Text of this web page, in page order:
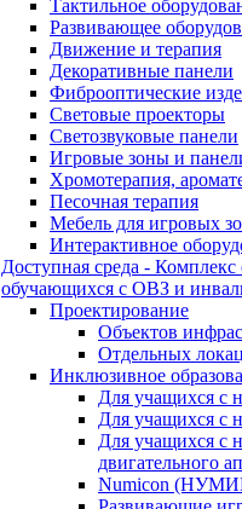
Тактильное
Развивающее
Движение и терапия
Декоративные панели
Фиброоптические
Световые проекторы
Светозвуковые панели
Игровые зоны и
Хромотерапия,
Песочная терапия
Мебель для игровых
Интерактивное
Доступная среда - Комплекс
обучающихся с ОВЗ и
Проектирование
Объектов
Отдельных
Инклюзивное
Для учащихся с
Для учащихся с
Для учащихся с
двигательного
Numicon